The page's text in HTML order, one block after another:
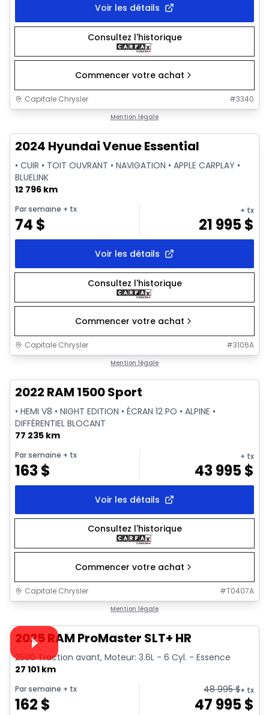
Voir les détails
Consultez l'historique
Commencer votre achat
Capitale Chrysler #3340
Mention légale
2024 Hyundai Venue Essential
• CUIR • TOIT OUVRANT • NAVIGATION • APPLE CARPLAY •
BLUELINK
12 796 km
Par semaine + tx
74 $
+ tx
21 995$
Voir les détails
Consultez l'historique
Commencer votre achat
Capitale Chrysler #3106A
Mention légale
2022 RAM 1500 Sport
• HEMI V8 • NIGHT EDITION • ÉCRAN 12 PO • ALPINE •
DIFFÉRENTIEL BLOCANT
77 235 km
Par semaine + tx
163$
+ tx
43 995$
Voir les détails
Consultez l'historique
Commencer votre achat
Capitale Chrysler #T0407A
Mention légale
Vidéo disponible
2025 RAM ProMaster SLT+ HR
2500 Traction avant, Moteur: 3.6L - 6 Cyl. - Essence
27 101 km
Par semaine + tx
162 $
48 995$+ tx
47 995$